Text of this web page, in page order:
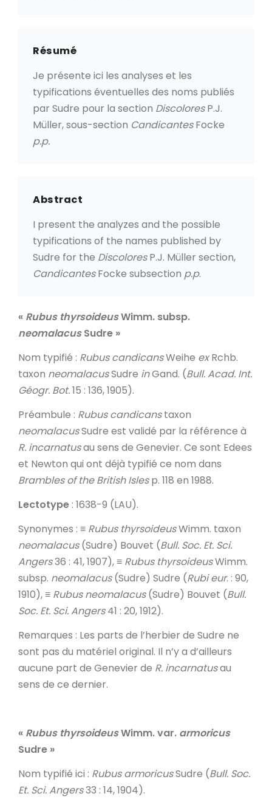
Résumé
Je présente ici les analyses et les
typifications éventuelles des noms publiés
par Sudre pour la section DiscoloresP.J.
Müller, sous-section CandicantesFocke
p.p.
Abstract
I present the analyzes and the possible
typifications of the names published by
Sudre for the DiscoloresP.J. Müller section,
CandicantesFocke subsection p.p.
« Rubus thyrsoideusWimm. subsp.
neomalacusSudre »
Nom typifié : Rubus candicansWeihe exRchb.
taxon neomalacusSudre inGand. (Bull. Acad. Int.
Géogr. Bot.15 : 136, 1905).
Préambule : Rubus candicanstaxon
neomalacusSudre est validé par la référence à
R. incarnatusau sens de Genevier. Ce sont Edees
et Newton qui ont déjà typifié ce nom dans
Brambles of the British Islesp. 118 en 1988.
Lectotype : 1638-9 (LAU).
Synonymes : ≡ Rubus thyrsoideusWimm. taxon
neomalacus(Sudre) Bouvet (Bull. Soc. Et. Sci.
Angers36 : 41, 1907), ≡ Rubus thyrsoideusWimm.
subsp. neomalacus(Sudre) Sudre (Rubi eur. : 90,
1910), ≡ Rubus neomalacus(Sudre) Bouvet (Bull.
Soc. Et. Sci. Angers41 : 20, 1912).
Remarques : Les parts de l’herbier de Sudre ne
sont pas du matériel original. Il n’y a d’ailleurs
aucune part de Genevier de R. incarnatusau
sens de ce dernier.
« Rubus thyrsoideusWimm. var. armoricus
Sudre »
Nom typifié ici : Rubus armoricusSudre (Bull. Soc.
Et. Sci. Angers33 : 14, 1904).